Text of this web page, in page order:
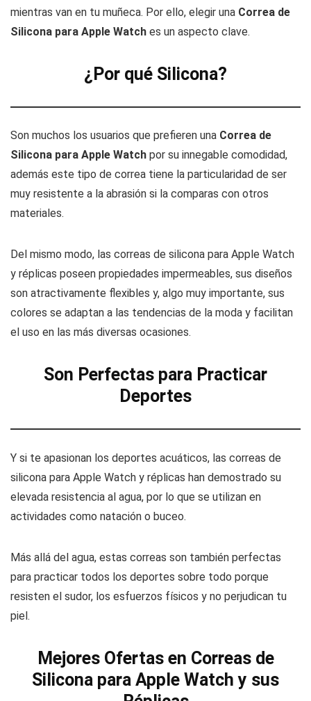
mientras van en tu muñeca. Por ello, elegir una Correa de
Silicona para Apple Watch es un aspecto clave.
¿Por qué Silicona?
Son muchos los usuarios que prefieren una Correa de
Silicona para Apple Watch por su innegable comodidad,
además este tipo de correa tiene la particularidad de ser
muy resistente a la abrasión si la comparas con otros
materiales.
Del mismo modo, las correas de silicona para Apple Watch
y réplicas poseen propiedades impermeables, sus diseños
son atractivamente flexibles y, algo muy importante, sus
colores se adaptan a las tendencias de la moda y facilitan
el uso en las más diversas ocasiones.
Son Perfectas para Practicar
Deportes
Y si te apasionan los deportes acuáticos, las correas de
silicona para Apple Watch y réplicas han demostrado su
elevada resistencia al agua, por lo que se utilizan en
actividades como natación o buceo.
Más allá del agua, estas correas son también perfectas
para practicar todos los deportes sobre todo porque
resisten el sudor, los esfuerzos físicos y no perjudican tu
piel.
Mejores Ofertas en Correas de
Silicona para Apple Watch y sus